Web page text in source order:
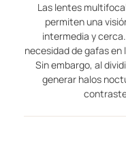
Las lentes
permiten una
intermedia y
necesidad de gafas en
Sin embargo, al
generar halos